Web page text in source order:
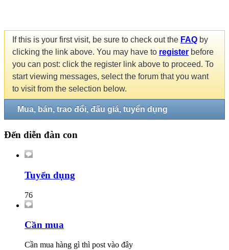
If this is your first visit, be sure to check out the FAQ by
clicking the link above. You may have to register before
you can post: click the register link above to proceed. To
start viewing messages, select the forum that you want
to visit from the selection below.
Mua, bán, trao đổi, đấu giá, tuyển dụng
Đến diễn đàn con
Tuyển dụng
76
Cần mua
Cần mua hàng gì thì post vào đây